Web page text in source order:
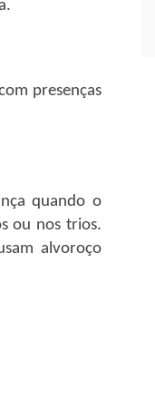
presenças
quando o
ou nos trios.
alvoroço